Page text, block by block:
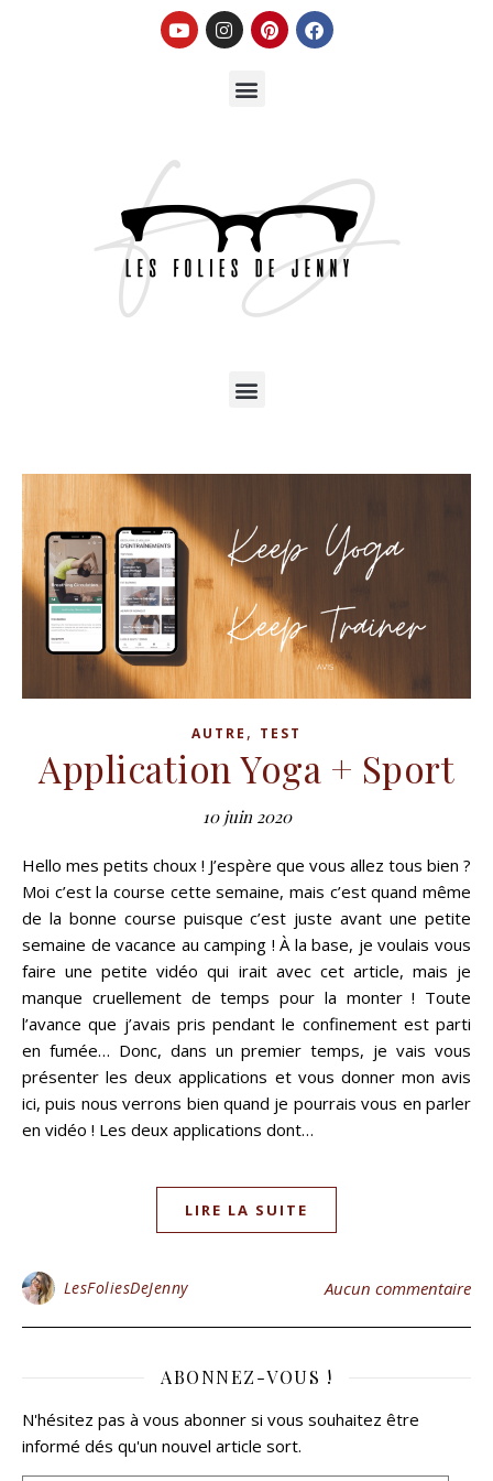
AUTRE , TEST
Application Yoga + Sport
10 juin 2020
Hello mes petits choux ! J’espère que vous allez tous bien ?
Moi c’est la course cette semaine, mais c’est quand même
de la bonne course puisque c’est juste avant une petite
semaine de vacance au camping ! À la base, je voulais vous
faire une petite vidéo qui irait avec cet article, mais je
manque cruellement de temps pour la monter ! Toute
l’avance que j’avais pris pendant le confinement est parti
en fumée… Donc, dans un premier temps, je vais vous
présenter les deux applications et vous donner mon avis
ici, puis nous verrons bien quand je pourrais vous en parler
en vidéo ! Les deux applications dont…
LIRE LA SUITE
LesFoliesDeJenny Aucun commentaire
ABONNEZ-VOUS !
N'hésitez pas à vous abonner si vous souhaitez être
informé dés qu'un nouvel article sort.